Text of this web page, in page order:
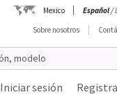
Mexico Español/
Sobre nosotros
Iniciar sesión